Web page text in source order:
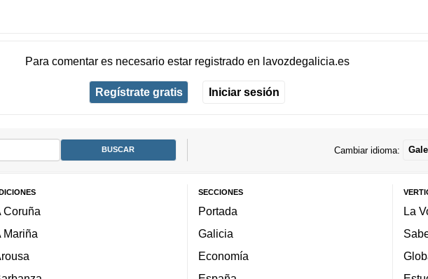
Para comentar es necesario estar registradoen lavozdegalicia.es
Regístrate gratis Iniciar sesión
Cambiar idioma:
Coruña
Mariña
SECCIONES
Portada
Galicia
Economía
La